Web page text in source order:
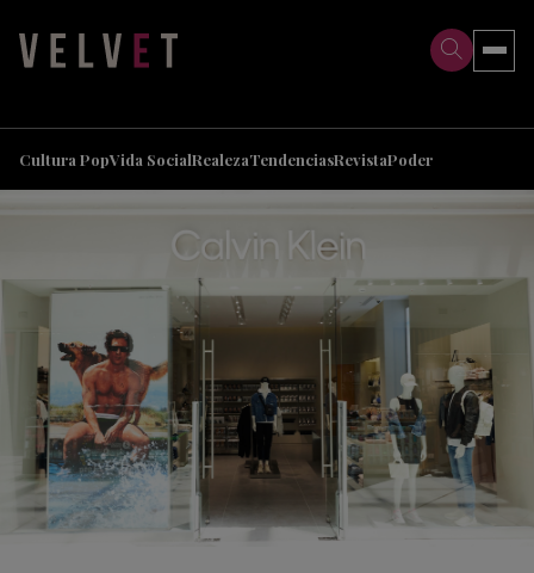
Cultura PopVida SocialRealezaTendenciasRevistaPoder